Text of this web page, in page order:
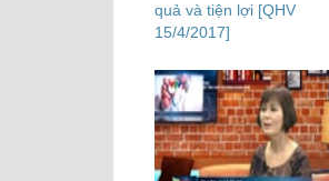
quả và tiện lợi [QHV
15/4/2017]